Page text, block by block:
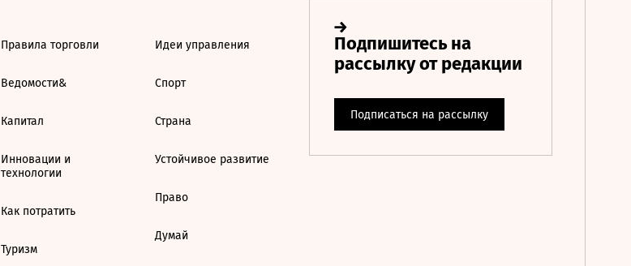
Правила торговли
Ведомости&
Капитал
Инновации и
технологии
Как потратить
Туризм
Идеи управления
Спорт
Страна
Устойчивое развитие
Право
Думай